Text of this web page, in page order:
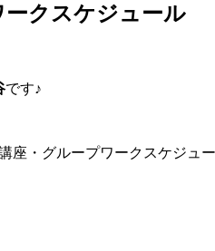
ークスケジュール
です♪
座・グループワークスケジュ